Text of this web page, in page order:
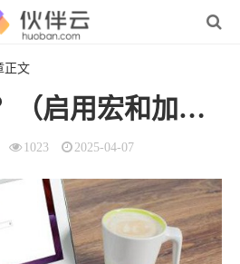
正文
如何加载宏？（启用宏和加载宏）
1023 2025-04-07